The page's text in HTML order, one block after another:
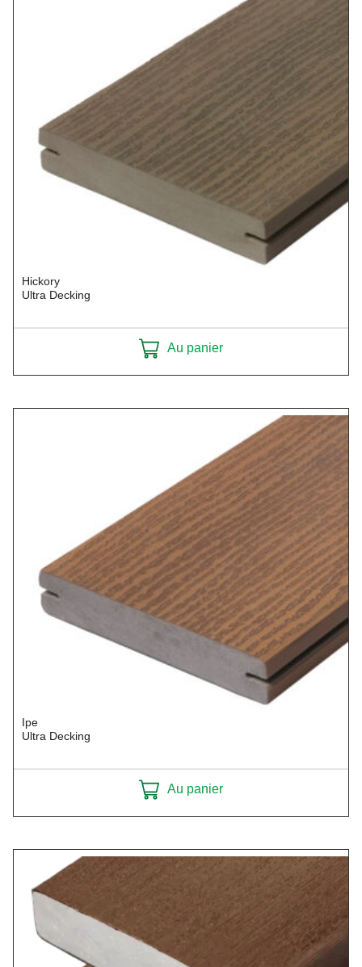
Hickory
Ultra Decking
Au panier
Ipe
Ultra Decking
Au panier